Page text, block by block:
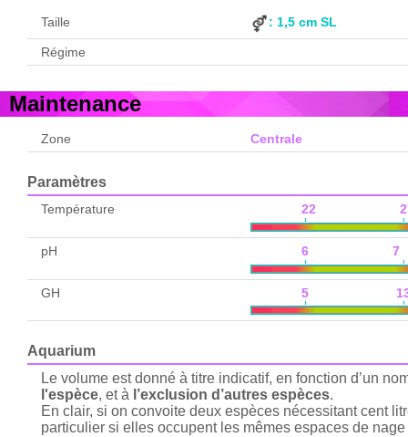
Taille : 1,5 cm SL
Régime
Maintenance
Zone Centrale
Paramètres
Température 22
pH 6 7
GH 5
Aquarium
Le volume est donné à titre indicatif, en fonction d’un
l'espèce, et à l’exclusion d’autres espèces.
En clair, si on convoite deux espèces nécessitant cent
particulier si elles occupent les mêmes espaces de nage